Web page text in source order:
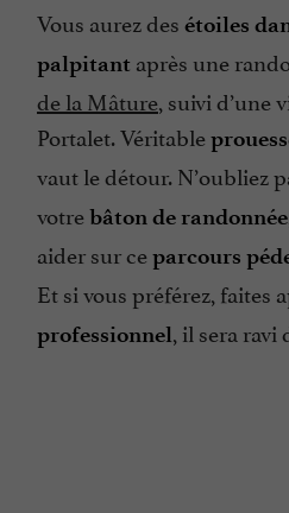
Vous aurez des étoiles
palpitant après une
de la Mâture, suivi d’une
Portalet. Véritable
vaut le détour. N’oubliez
votrebâton de randonnée
aider sur ceparcours
Et si vous préférez, faites
professionnel, il sera ravi